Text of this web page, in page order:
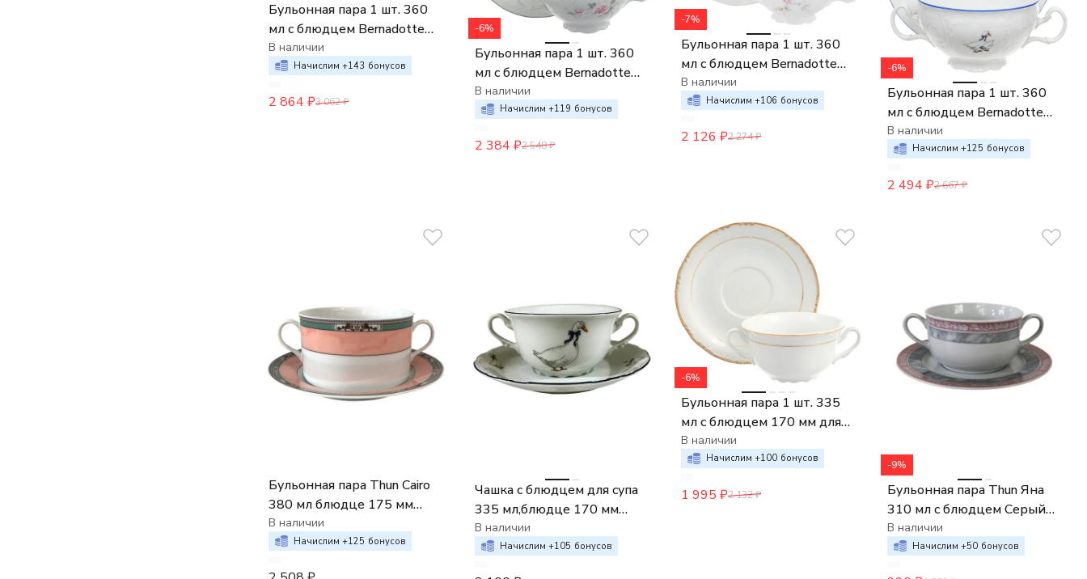
Бульонная пара 1 шт. 360
мл с блюдцем Bernadotte
Охотничьи сюжеты
В наличии
Начислим +143 бонусов
2 864 ₽3 062₽
-6%
Бульонная пара 1 шт. 360
мл с блюдцем Bernadotte
Бледные розы отводка
платина
В наличии
Начислим +119 бонусов
2 384 ₽2 548₽
-7%
Бульонная пара 1 шт. 360
мл с блюдцем Bernadotte
Дикая роза отводка золото
В наличии
Начислим +106 бонусов
2 126 ₽2 274₽
-6%
Бульонная пара 1 шт. 360
мл с блюдцем Bernadotte
Гуси
В наличии
Начислим +125 бонусов
2 494 ₽2 667₽
Бульонная пара Thun Cairo
380 мл блюдце 175 мм
декор Розовый декор мини
кант
В наличии
Начислим +125 бонусов
Чашка с блюдцем для супа
335 мл,блюдце 170 мм
"Констанция"; декор "Гуси"
В наличии
Начислим +105 бонусов
-6%
Бульонная пара 1 шт. 335
мл с блюдцем 170 мм для
бульона Thun Констанция
Отводка золото
В наличии
Начислим +100 бонусов
1 995 ₽2 132₽
-9%
Бульонная пара Thun Яна
310 мл c блюдцем Серый
мрамор с розовым кантом
В наличии
Начислим +50 бонусов